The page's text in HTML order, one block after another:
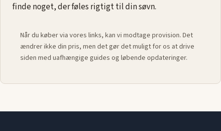
finde noget, der føles rigtigt til din søvn.
Når du køber via vores links, kan vi modtage provision. Det
ændrer ikke din pris, men det gør det muligt for os at drive
siden med uafhængige guides og løbende opdateringer.